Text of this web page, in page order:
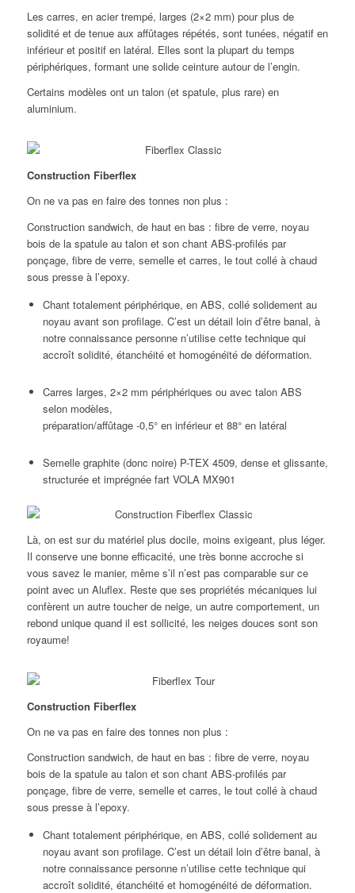
Les carres, en acier trempé, larges (2×2 mm) pour plus de
solidité et de tenue aux affûtages répétés, sont tunées, négatif en
inférieur et positif en latéral. Elles sont la plupart du temps
périphériques, formant une solide ceinture autour de l’engin.
Certains modèles ont un talon (et spatule, plus rare) en
aluminium.
Construction Fiberflex
On ne va pas en faire des tonnes non plus :
Construction sandwich, de haut en bas : fibre de verre, noyau
bois de la spatule au talon et son chant ABS-profilés par
ponçage, fibre de verre, semelle et carres, le tout collé à chaud
sous presse à l’epoxy.
Chant totalement périphérique, en ABS, collé solidement au
noyau avant son profilage. C’est un détail loin d’être banal, à
notre connaissance personne n’utilise cette technique qui
accroît solidité, étanchéité et homogénéité de déformation.
Carres larges, 2×2 mm périphériques ou avec talon ABS
selon modèles,
préparation/affûtage -0,5° en inférieur et 88° en latéral
Semelle graphite (donc noire) P-TEX 4509, dense et glissante,
structurée et imprégnée fart VOLA MX901
Là, on est sur du matériel plus docile, moins exigeant, plus léger.
Il conserve une bonne efficacité, une très bonne accroche si
vous savez le manier, même s’il n’est pas comparable sur ce
point avec un Aluflex. Reste que ses propriétés mécaniques lui
confèrent un autre toucher de neige, un autre comportement, un
rebond unique quand il est sollicité, les neiges douces sont son
royaume!
Construction Fiberflex
On ne va pas en faire des tonnes non plus :
Construction sandwich, de haut en bas : fibre de verre, noyau
bois de la spatule au talon et son chant ABS-profilés par
ponçage, fibre de verre, semelle et carres, le tout collé à chaud
sous presse à l’epoxy.
Chant totalement périphérique, en ABS, collé solidement au
noyau avant son profilage. C’est un détail loin d’être banal, à
notre connaissance personne n’utilise cette technique qui
accroît solidité, étanchéité et homogénéité de déformation.